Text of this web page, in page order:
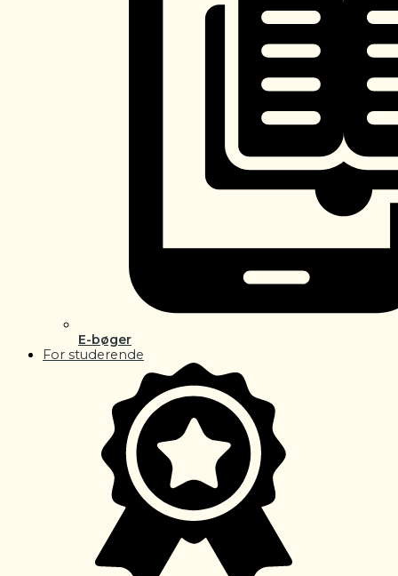
E-bøger
For studerende